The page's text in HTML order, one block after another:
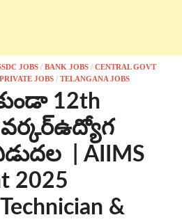
JOBS / BANK JOBS / CENTRAL GOVT
PRIVATE JOBS / TELANGANA JOBS
12th
వర్కర్ఉద్యోగ
| AIIMS
2025
&